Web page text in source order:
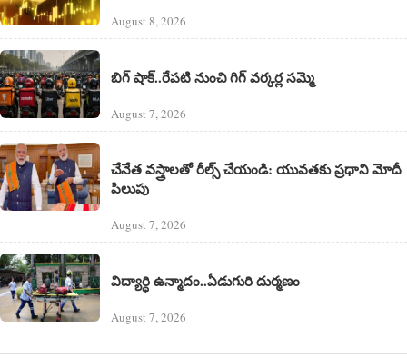
August 8, 2026
బిగ్ షాక్..రేపటి నుంచి గిగ్ వర్కర్ల సమ్మె
August 7, 2026
చేనేత వస్త్రాలతో రీల్స్ చేయండి: యువతకు ప్రధాని మోదీ
పిలుపు
August 7, 2026
విద్యార్ధి ఉన్మాదం..ఏడుగురి దుర్మణం
August 7, 2026